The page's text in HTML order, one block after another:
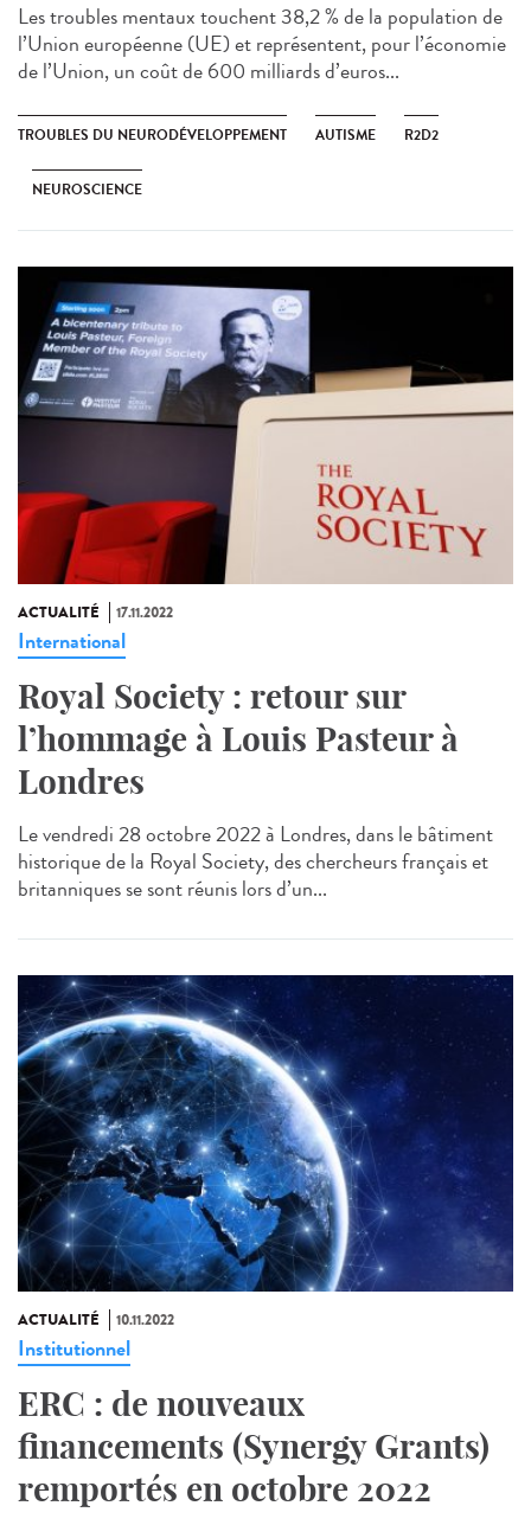
Les troubles mentaux touchent 38,2 % de la population de
l’Union européenne (UE) et représentent, pour l’économie
de l’Union, un coût de 600 milliards d’euros...
TROUBLES DU NEURODÉVELOPPEMENT AUTISME R2D2
NEUROSCIENCE
ACTUALITÉ 17.11.2022
International
Royal Society : retour sur
l’hommage à Louis Pasteur à
Londres
Le vendredi 28 octobre 2022 à Londres, dans le bâtiment
historique de la Royal Society, des chercheurs français et
britanniques se sont réunis lors d’un...
ACTUALITÉ 10.11.2022
Institutionnel
ERC : de nouveaux
financements (Synergy Grants)
remportés en octobre 2022